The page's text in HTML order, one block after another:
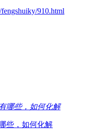
910.html
些，如何化解